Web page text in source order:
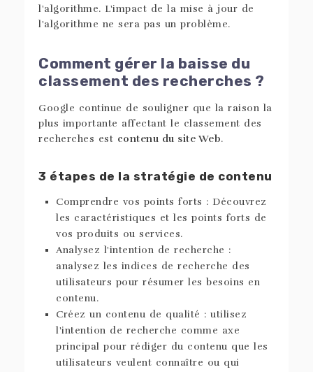
l'algorithme. L'impact de la mise à jour de
l'algorithme ne sera pas un problème.
Comment gérer la baisse du
classement des recherches ?
Google continue de souligner que la raison la
plus importante affectant le classement des
recherches est contenu du site Web.
3 étapes de la stratégie de contenu
Comprendre vos points forts : Découvrez
les caractéristiques et les points forts de
vos produits ou services.
Analysez l'intention de recherche :
analysez les indices de recherche des
utilisateurs pour résumer les besoins en
contenu.
Créez un contenu de qualité : utilisez
l'intention de recherche comme axe
principal pour rédiger du contenu que les
utilisateurs veulent connaître ou qui